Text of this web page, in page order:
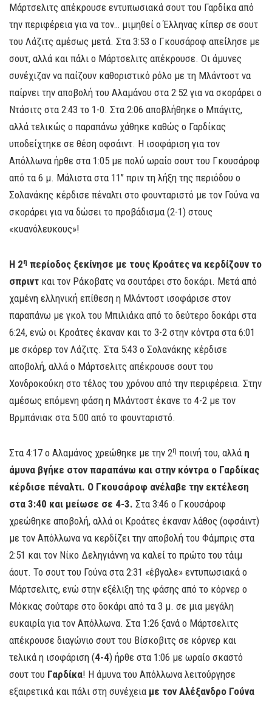
Μάρτσελιτς απέκρουσε εντυπωσιακά σουτ του Γαρδίκα από
την περιφέρεια για να τον… μιμηθεί ο Έλληνας κίπερ σε σουτ
του Λάζιτς αμέσως μετά. Στα 3:53 ο Γκουσάροφ απείλησε με
σουτ, αλλά και πάλι ο Μάρτσελιτς απέκρουσε. Οι άμυνες
συνέχιζαν να παίζουν καθοριστικό ρόλο με τη Μλάντοστ να
παίρνει την αποβολή του Αλαμάνου στα 2:52 για να σκοράρει ο
Ντάσιτς στα 2:43 το 1-0. Στα 2:06 αποβλήθηκε ο Μπάγιτς,
αλλά τελικώς ο παραπάνω χάθηκε καθώς ο Γαρδίκας
υποδείχτηκε σε θέση οφσάιντ. Η ισοφάριση για τον
Απόλλωνα ήρθε στα 1:05 με πολύ ωραίο σουτ του Γκουσάροφ
από τα 6 μ. Μάλιστα στα 11’’ πριν τη λήξη της περιόδου ο
Σολανάκης κέρδισε πέναλτι στο φουνταριστό με τον Γούνα να
σκοράρει για να δώσει το προβάδισμα (2-1) στους
«κυανόλευκους»!
Η 2η περίοδος ξεκίνησε με τους Κροάτες να κερδίζουν το
σπριντ και τον Ράκοβατς να σουτάρει στο δοκάρι. Μετά από
χαμένη ελληνική επίθεση η Μλάντοστ ισοφάρισε στον
παραπάνω με γκολ του Μπιλιάκα από το δεύτερο δοκάρι στα
6:24, ενώ οι Κροάτες έκαναν και το 3-2 στην κόντρα στα 6:01
με σκόρερ τον Λάζιτς. Στα 5:43 ο Σολανάκης κέρδισε
αποβολή, αλλά ο Μάρτσελιτς απέκρουσε σουτ του
Χονδροκούκη στο τέλος του χρόνου από την περιφέρεια. Στην
αμέσως επόμενη φάση η Μλάντοστ έκανε το 4-2 με τον
Βρμπάνιακ στα 5:00 από το φουνταριστό.
Στα 4:17 ο Αλαμάνος χρεώθηκε με την 2η ποινή του, αλλά η
άμυνα βγήκε στον παραπάνω και στην κόντρα ο Γαρδίκας
κέρδισε πέναλτι. Ο Γκουσάροφ ανέλαβε την εκτέλεση
στα 3:40 και μείωσε σε 4-3. Στα 3:46 ο Γκουσάροφ
χρεώθηκε αποβολή, αλλά οι Κροάτες έκαναν λάθος (οφσάιντ)
με τον Απόλλωνα να κερδίζει την αποβολή του Φάμπρις στα
2:51 και τον Νίκο Δεληγιάννη να καλεί το πρώτο του τάιμ
άουτ. Το σουτ του Γούνα στα 2:31 «έβγαλε» εντυπωσιακά ο
Μάρτσελιτς, ενώ στην εξέλιξη της φάσης από το κόρνερ ο
Μόκκας σούταρε στο δοκάρι από τα 3 μ. σε μια μεγάλη
ευκαιρία για τον Απόλλωνα. Στα 1:26 ξανά ο Μάρτσελιτς
απέκρουσε διαγώνιο σουτ του Βίσκοβιτς σε κόρνερ και
τελικά η ισοφάριση (4-4) ήρθε στα 1:06 με ωραίο σκαστό
σουτ του Γαρδίκα! Η άμυνα του Απόλλωνα λειτούργησε
εξαιρετικά και πάλι στη συνέχεια με τον Αλέξανδρο Γούνα